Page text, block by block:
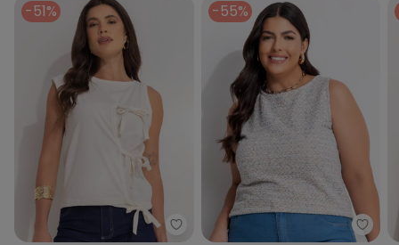
-51%
Quintess - Blusa Off White em
-55%